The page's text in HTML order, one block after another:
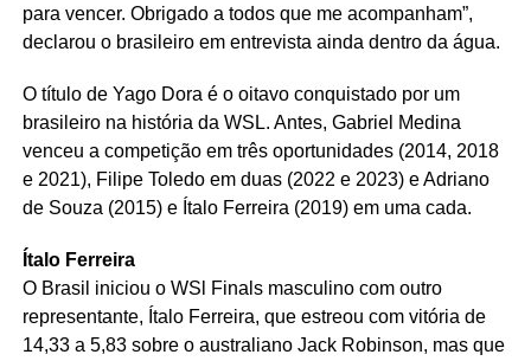
para vencer. Obrigado a todos que me acompanham”,
declarou o brasileiro em entrevista ainda dentro da água.
O título de Yago Dora é o oitavo conquistado por um
brasileiro na história da WSL. Antes, Gabriel Medina
venceu a competição em três oportunidades (2014, 2018
e 2021), Filipe Toledo em duas (2022 e 2023) e Adriano
de Souza (2015) e Ítalo Ferreira (2019) em uma cada.
Ítalo Ferreira
O Brasil iniciou o WSl Finals masculino com outro
representante, Ítalo Ferreira, que estreou com vitória de
14,33 a 5,83 sobre o australiano Jack Robinson, mas que